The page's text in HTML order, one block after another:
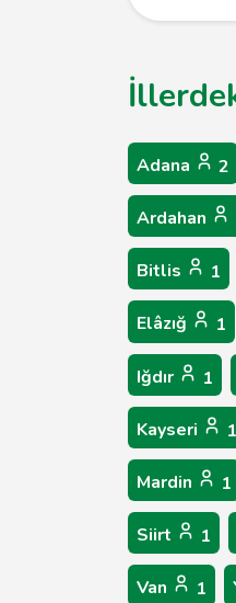
Adana 2
Ardahan
Bitlis 1
Elâzığ 1
Iğdır 1
Kayseri 1
Mardin 1
Siirt 1
Van 1